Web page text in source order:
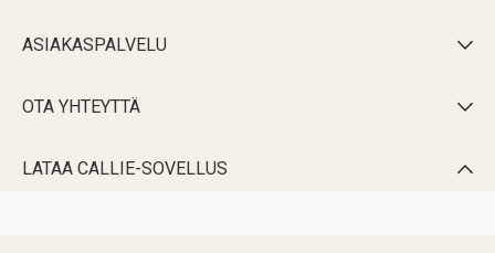
ASIAKASPALVELU 
OTA YHTEYTTÄ 
LATAA CALLIE-SOVELLUS 